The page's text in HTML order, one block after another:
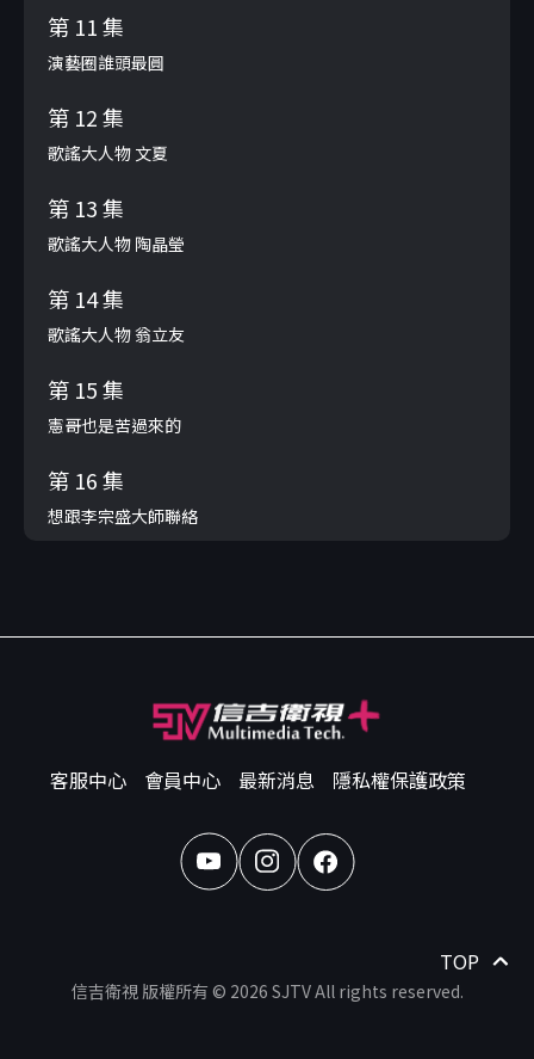
第 11 集
演藝圈誰頭最圓
第 12 集
歌謠大人物 文夏
第 13 集
歌謠大人物 陶晶瑩
第 14 集
歌謠大人物 翁立友
第 15 集
憲哥也是苦過來的
第 16 集
想跟李宗盛大師聯絡
客服中心 會員中心 最新消息 隱私權保護政策
TOP
信吉衛視 版權所有 © 2026 SJTV All rights reserved.